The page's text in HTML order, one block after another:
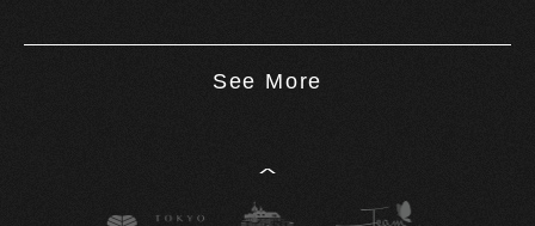
See More
^